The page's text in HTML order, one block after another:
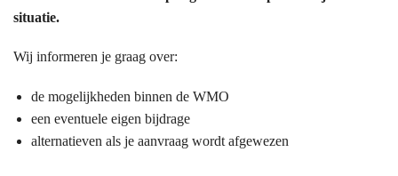
situatie.
Wij informeren je graag over:
de mogelijkheden binnen de WMO
een eventuele eigen bijdrage
alternatieven als je aanvraag wordt afgewezen